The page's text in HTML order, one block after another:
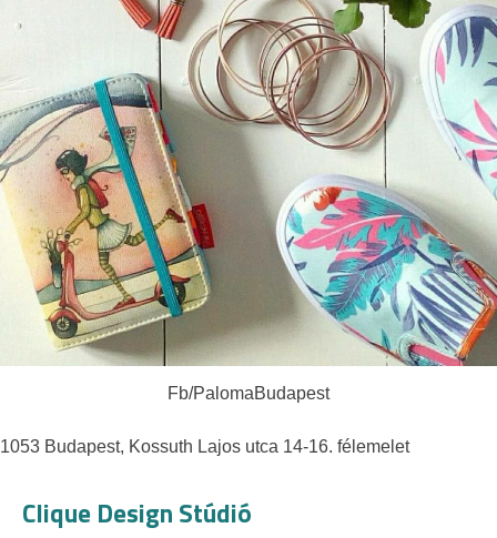
Fb/PalomaBudapest
1053 Budapest, Kossuth Lajos utca 14-16. félemelet
Clique Design Stúdió